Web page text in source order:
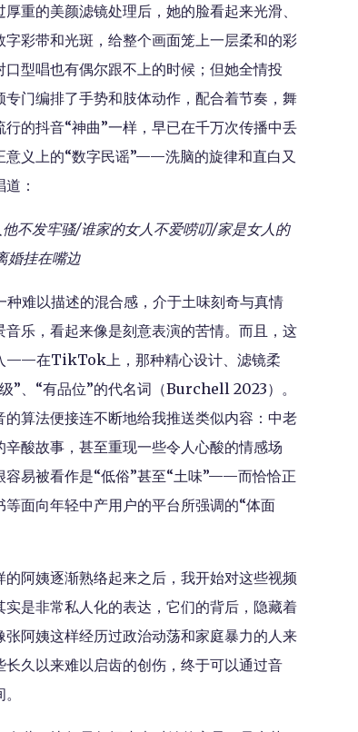
重的美颜滤镜处理后，她的脸看起来光滑、
彩带和光斑，给整个画面笼上一层柔和的彩
型唱也有偶尔跟不上的时候；但她全情投
门编排了手势和肢体动作，配合着节奏，舞
的抖音“神曲”一样，早已在千万次传播中丢
意义上的“数字民谣”——洗脑的旋律和直白又
：
不发牢骚/谁家的女人不爱唠叨/家是女人的
婚挂在嘴边
难以描述的混合感，介于土味刻奇与真情
乐，看起来像是刻意表演的苦情。而且，这
——在TikTok上，那种精心设计、滤镜柔
”、“有品位”的代名词（Burchell 2023）。
算法便接连不断地给我推送类似内容：中老
酸故事，甚至重现一些令人心酸的情感场
容易被看作是“低俗”甚至“土味”——而恰恰正
面向年轻中产用户的平台所强调的“体面
阿姨逐渐熟络起来之后，我开始对这些视频
是非常私人化的表达，它们的背后，隐藏着
阿姨这样经历过政治动荡和家庭暴力的人来
久以来难以启齿的创伤，终于可以通过音